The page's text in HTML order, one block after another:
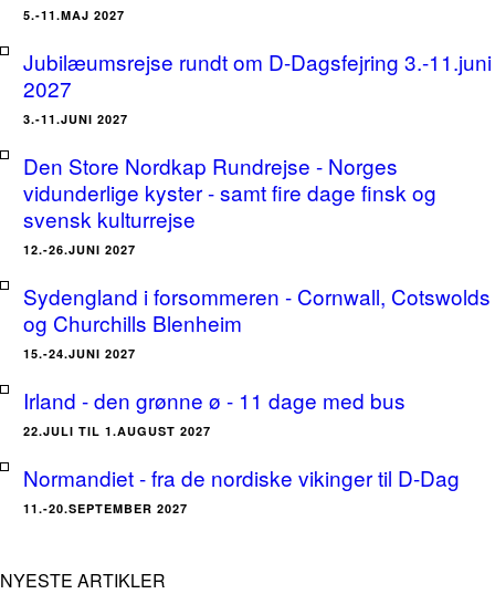
5.-11.MAJ 2027
Jubilæumsrejse rundt om D-Dagsfejring 3.-11.juni
2027
3.-11.JUNI 2027
Den Store Nordkap Rundrejse - Norges
vidunderlige kyster - samt fire dage finsk og
svensk kulturrejse
12.-26.JUNI 2027
Sydengland i forsommeren - Cornwall, Cotswolds
og Churchills Blenheim
15.-24.JUNI 2027
Irland - den grønne ø - 11 dage med bus
22.JULI TIL 1.AUGUST 2027
Normandiet - fra de nordiske vikinger til D-Dag
11.-20.SEPTEMBER 2027
NYESTE ARTIKLER